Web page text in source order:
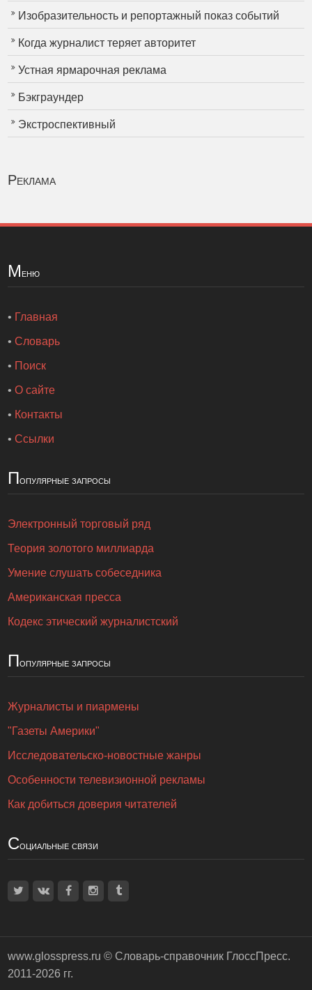
Изобразительность и репортажный показ событий
Когда журналист теряет авторитет
Устная ярмарочная реклама
Бэкграундер
Экстроспективный
Реклама
Меню
• Главная
•Словарь
• Поиск
•О сайте
• Контакты
•Ссылки
Популярные запросы
Электронный торговый ряд
Теория золотого миллиарда
Умение слушать собеседника
Американская пресса
Кодекс этический журналистский
Популярные запросы
Журналисты и пиармены
"Газеты Америки"
Исследовательско-новостные жанры
Особенности телевизионной рекламы
Как добиться доверия читателей
Социальные связи
www.glosspress.ru © Словарь-справочник ГлоссПресс.
2011-2026 гг.